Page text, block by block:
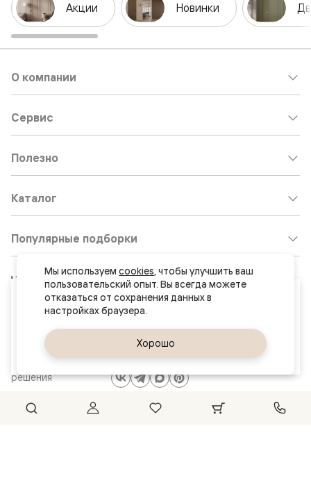
Ваш город
Хабаровск
Акции Новинки
решения
О компании
Сервис
Полезно
Каталог
Популярные подборки
Клиентский центр: 8 800 511 30 95
Почта по общим вопросам:
8800@volhovez.natm.ru
Обратный звонок
Сайт не является публичной офертой
Мы используем cookies, чтобы улучшить ваш
пользовательский опыт. Вы всегда можете
отказаться от сохранения данных в
Хорошо